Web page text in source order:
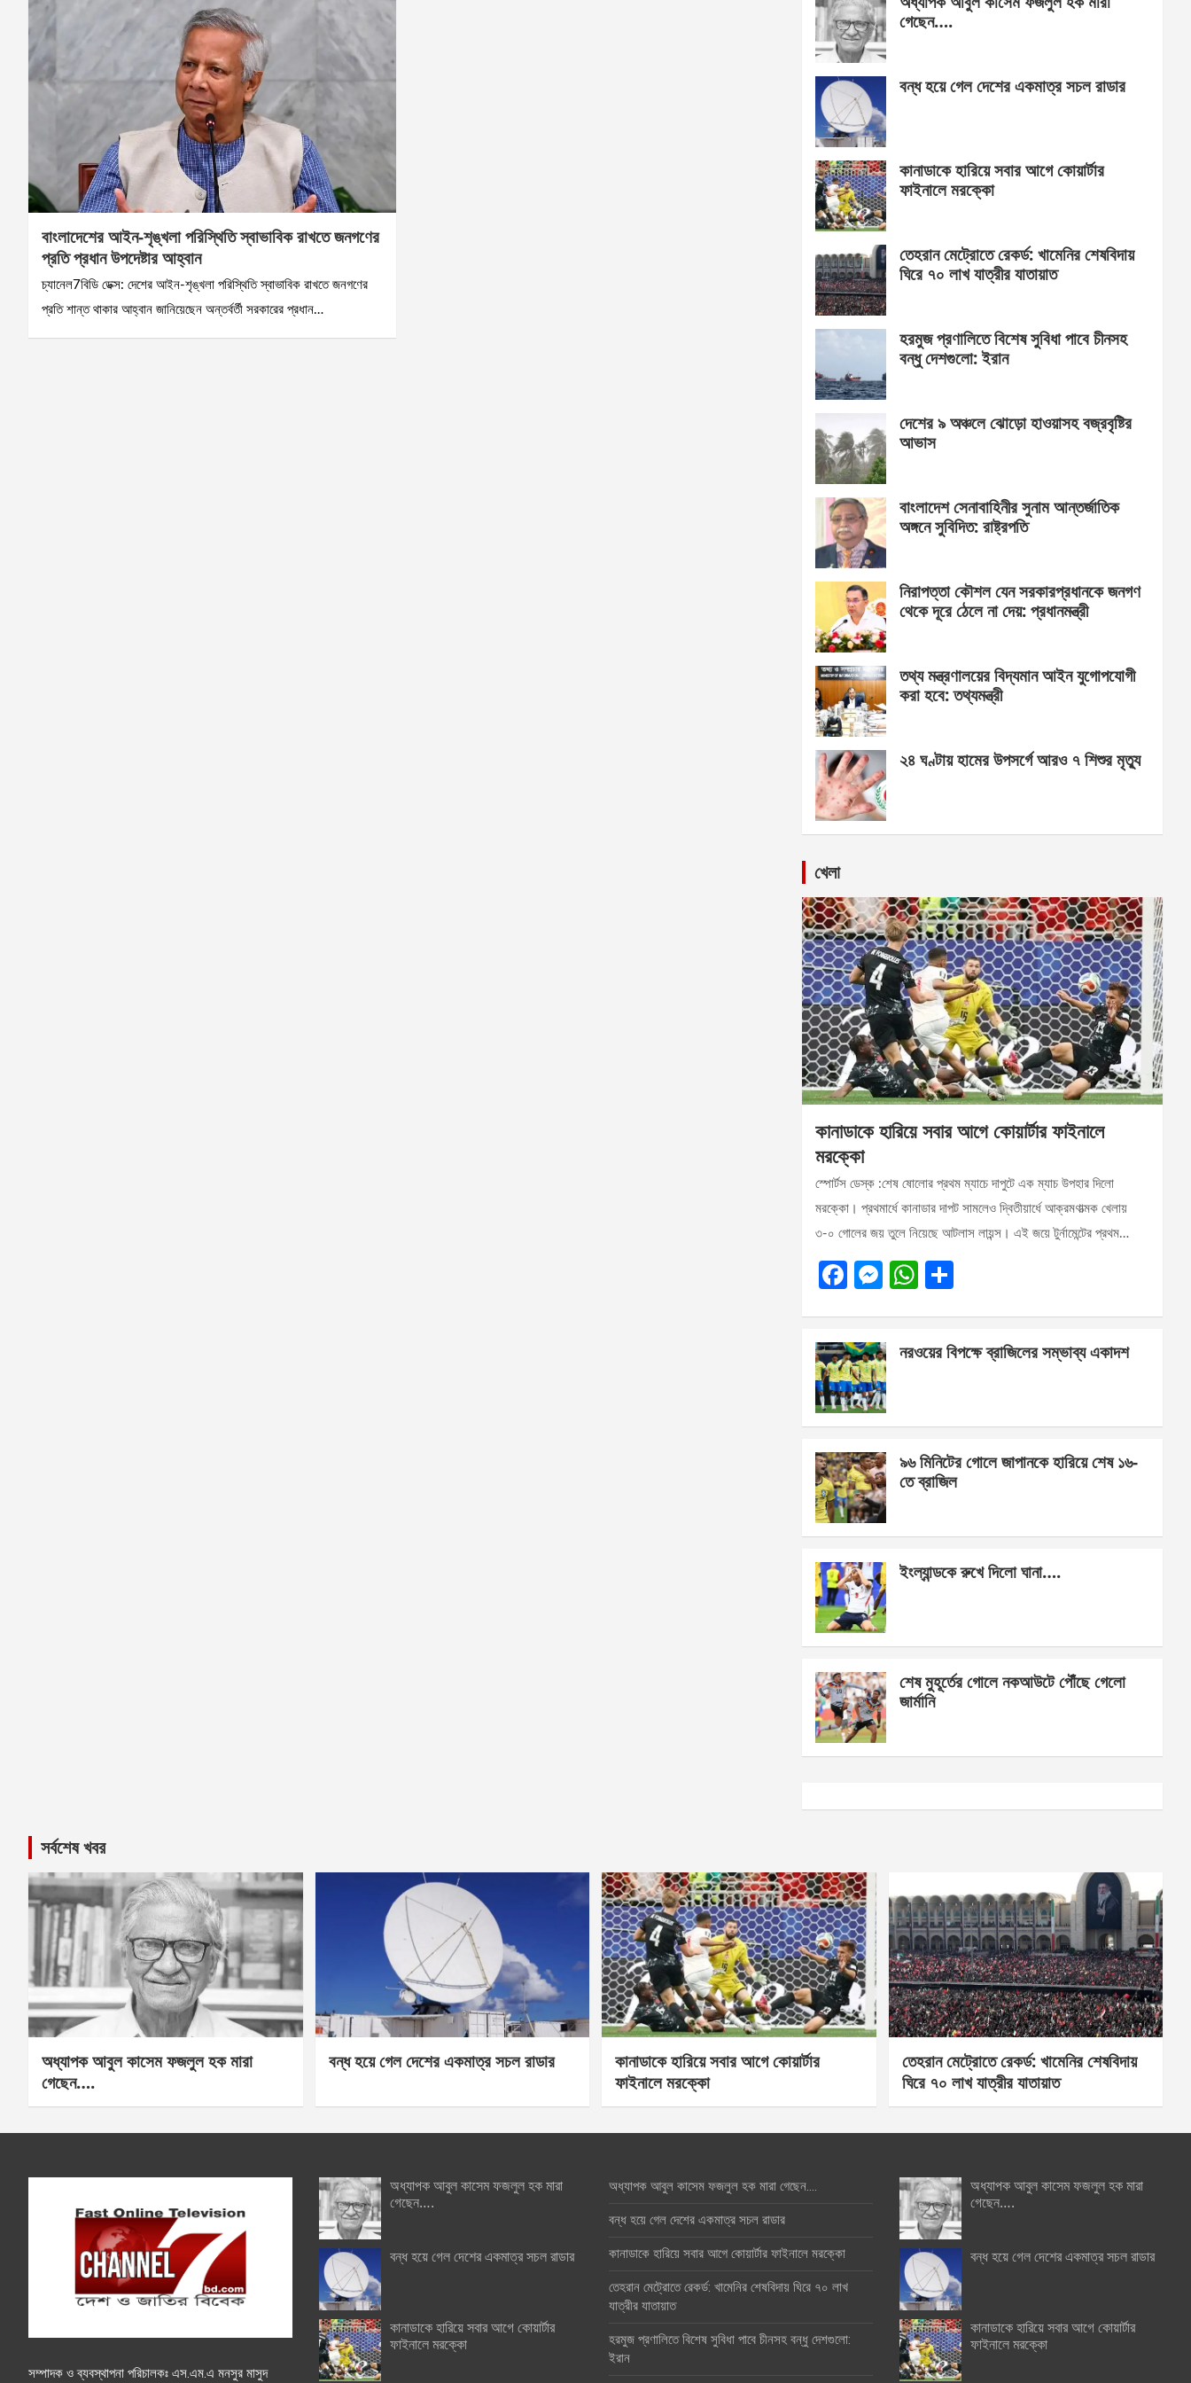
বাংলাদেশের আইন-শৃঙ্খলা পরিস্থিতি স্বাভাবিক রাখতে জনগণের
প্রতি প্রধান উপদেষ্টার আহ্বান
চ্যানেল7বিডি ডেক্স: দেশের আইন-শৃঙ্খলা পরিস্থিতি স্বাভাবিক রাখতে জনগণের
প্রতি শান্ত থাকার আহ্বান জানিয়েছেন অন্তর্বর্তী সরকারের প্রধান…
গেছেন….
বন্ধ হয়ে গেল দেশের একমাত্র সচল রাডার
কানাডাকে হারিয়ে সবার আগে কোয়ার্টার
ফাইনালে মরক্কো
তেহরান মেট্রোতে রেকর্ড: খামেনির শেষবিদায়
ঘিরে ৭০ লাখ যাত্রীর যাতায়াত
হরমুজ প্রণালিতে বিশেষ সুবিধা পাবে চীনসহ
বন্ধু দেশগুলো: ইরান
দেশের ৯ অঞ্চলে ঝোড়ো হাওয়াসহ বজ্রবৃষ্টির
আভাস
বাংলাদেশ সেনাবাহিনীর সুনাম আন্তর্জাতিক
অঙ্গনে সুবিদিত: রাষ্ট্রপতি
নিরাপত্তা কৌশল যেন সরকারপ্রধানকে জনগণ
থেকে দূরে ঠেলে না দেয়: প্রধানমন্ত্রী
তথ্য মন্ত্রণালয়ের বিদ্যমান আইন যুগোপযোগী
করা হবে: তথ্যমন্ত্রী
২৪ ঘণ্টায় হামের উপসর্গে আরও ৭ শিশুর মৃত্যু
খেলা
কানাডাকে হারিয়ে সবার আগে কোয়ার্টার ফাইনালে
মরক্কো
স্পোর্টস ডেস্ক :শেষ ষোলোর প্রথম ম্যাচে দাপুটে এক ম্যাচ উপহার দিলো
মরক্কো। প্রথমার্ধে কানাডার দাপট সামলেও দ্বিতীয়ার্ধে আক্রমণাত্মক খেলায়
৩-০ গোলের জয় তুলে নিয়েছে আটলাস লায়ন্স। এই জয়ে টুর্নামেন্টের প্রথম…
F
b
o
o
k
M
n
g
er
W
s
p
e
নরওয়ের বিপক্ষে ব্রাজিলের সম্ভাব্য একাদশ
৯৬ মিনিটের গোলে জাপানকে হারিয়ে শেষ ১৬-
তে ব্রাজিল
ইংল্যান্ডকে রুখে দিলো ঘানা….
শেষ মুহূর্তের গোলে নকআউটে পৌঁছে গেলো
জার্মানি
সর্বশেষ খবর
অধ্যাপক আবুল কাসেম ফজলুল হক মারা
গেছেন….
বন্ধ হয়ে গেল দেশের একমাত্র সচল রাডার
কানাডাকে হারিয়ে সবার আগে কোয়ার্টার
ফাইনালে মরক্কো
তেহরান মেট্রোতে রেকর্ড: খামেনির শেষবিদায়
ঘিরে ৭০ লাখ যাত্রীর যাতায়াত
সম্পাদক ও ব্যবস্থাপনা পরিচালকঃ এস.এম.এ মনসুর মাসুদ
অধ্যাপক আবুল কাসেম ফজলুল হক মারা
গেছেন….
বন্ধ হয়ে গেল দেশের একমাত্র সচল রাডার
কানাডাকে হারিয়ে সবার আগে কোয়ার্টার
ফাইনালে মরক্কো
অধ্যাপক আবুল কাসেম ফজলুল হক মারা গেছেন….
বন্ধ হয়ে গেল দেশের একমাত্র সচল রাডার
কানাডাকে হারিয়ে সবার আগে কোয়ার্টার ফাইনালে মরক্কো
তেহরান মেট্রোতে রেকর্ড: খামেনির শেষবিদায় ঘিরে ৭০ লাখ
যাত্রীর যাতায়াত
হরমুজ প্রণালিতে বিশেষ সুবিধা পাবে চীনসহ বন্ধু দেশগুলো:
ইরান
অধ্যাপক আবুল কাসেম ফজলুল হক মারা
গেছেন….
বন্ধ হয়ে গেল দেশের একমাত্র সচল রাডার
কানাডাকে হারিয়ে সবার আগে কোয়ার্টার
ফাইনালে মরক্কো